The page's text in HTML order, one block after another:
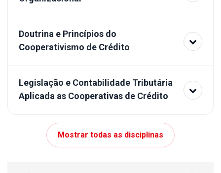
Doutrina e Princípios do
Cooperativismo de Crédito
Legislação e Contabilidade Tributária
Aplicada as Cooperativas de Crédito
Mostrar todas as disciplinas